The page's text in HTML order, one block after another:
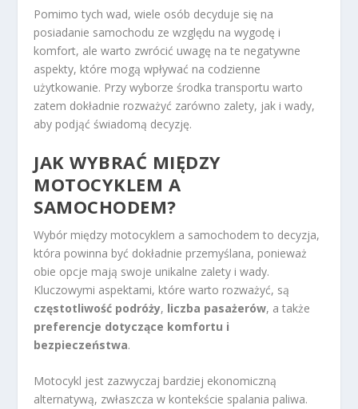
Pomimo tych wad, wiele osób decyduje się na
posiadanie samochodu ze względu na wygodę i
komfort, ale warto zwrócić uwagę na te negatywne
aspekty, które mogą wpływać na codzienne
użytkowanie. Przy wyborze środka transportu warto
zatem dokładnie rozważyć zarówno zalety, jak i wady,
aby podjąć świadomą decyzję.
JAK WYBRAĆ MIĘDZY
MOTOCYKLEM A
SAMOCHODEM?
Wybór między motocyklem a samochodem to decyzja,
która powinna być dokładnie przemyślana, ponieważ
obie opcje mają swoje unikalne zalety i wady.
Kluczowymi aspektami, które warto rozważyć, są
częstotliwość podróży, liczba pasażerów, a także
preferencje dotyczące komfortu i
bezpieczeństwa.
Motocykl jest zazwyczaj bardziej ekonomiczną
alternatywą, zwłaszcza w kontekście spalania paliwa.